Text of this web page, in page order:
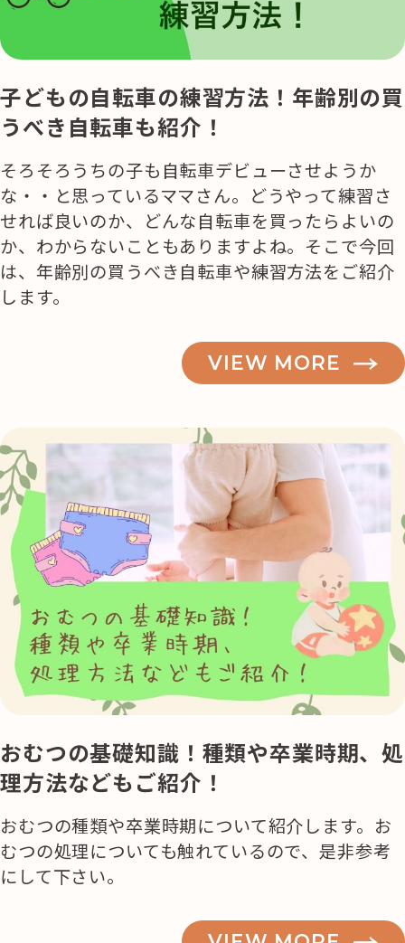
子どもの自転車の練習方法！年齢別の買
うべき自転車も紹介！
そろそろうちの子も自転車デビューさせようか
な・・と思っているママさん。どうやって練習さ
せれば良いのか、どんな自転車を買ったらよいの
か、わからないこともありますよね。そこで今回
は、年齢別の買うべき自転車や練習方法をご紹介
します。
VIEW MORE
おむつの基礎知識！種類や卒業時期、処
理方法などもご紹介！
おむつの種類や卒業時期について紹介します。お
むつの処理についても触れているので、是非参考
にして下さい。